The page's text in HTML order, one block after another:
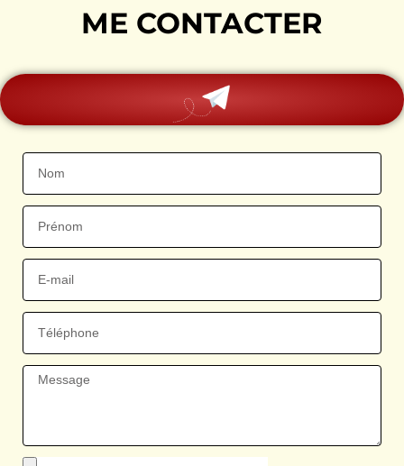
ME CONTACTER